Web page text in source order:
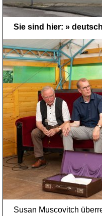
Sie sind hier: » deutsch
Susan Muscovitch